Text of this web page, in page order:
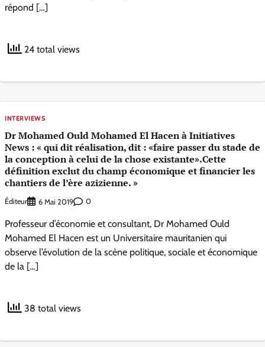
répond […]
24 total views
INTERVIEWS
Dr Mohamed Ould Mohamed El Hacen à Initiatives
News : « qui dit réalisation, dit : «faire passer du stade de
la conception à celui de la chose existante».Cette
définition exclut du champ économique et financier les
chantiers de l’ère azizienne. »
Éditeur 6 Mai 2019 0
Professeur d’économie et consultant, Dr Mohamed Ould
Mohamed El Hacen est un Universitaire mauritanien qui
observe l’évolution de la scène politique, sociale et économique
de la […]
38 total views